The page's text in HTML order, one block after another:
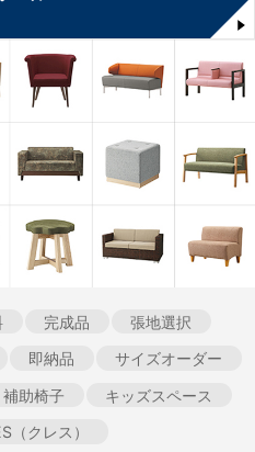
完成品
張地選択
即納品
サイズオーダー
助椅子
キッズスペース
（クレス）